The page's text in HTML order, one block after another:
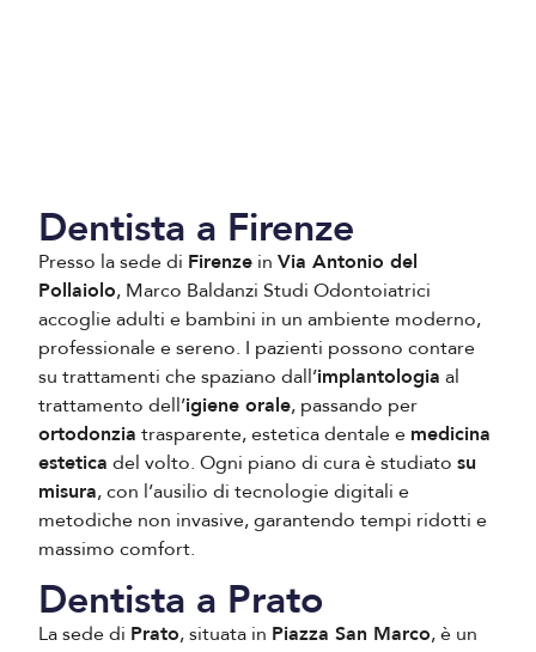
Dentista a Firenze
Presso la sede di Firenze in Via Antonio del
Pollaiolo, Marco Baldanzi Studi Odontoiatrici
accoglie adulti e bambini in un ambiente moderno,
professionale e sereno. I pazienti possono contare
su trattamenti che spaziano dall’implantologia al
trattamento dell’igiene orale, passando per
ortodonzia trasparente, estetica dentale e medicina
estetica del volto. Ogni piano di cura è studiato su
misura, con l’ausilio di tecnologie digitali e
metodiche non invasive, garantendo tempi ridotti e
massimo comfort.
Dentista a Prato
La sede di Prato, situata in Piazza San Marco, è un